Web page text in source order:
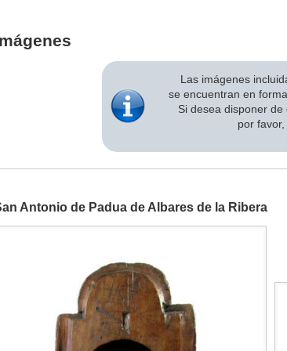
Las imágenes
se encuentran en
Si desea disponer de
por favor,
Antonio de Padua de Albares de la Ribera